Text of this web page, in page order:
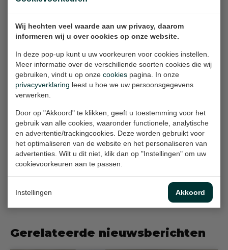
Wij hechten veel waarde aan uw privacy, daarom
informeren wij u over cookies op onze website.
In deze pop-up kunt u uw voorkeuren voor cookies instellen.
Meer informatie over de verschillende soorten cookies die wij
gebruiken, vindt u op onze cookies pagina. In onze
privacyverklaring leest u hoe we uw persoonsgegevens
verwerken.
Door op "Akkoord" te klikken, geeft u toestemming voor het
gebruik van alle cookies, waaronder functionele, analytische
en advertentie/trackingcookies. Deze worden gebruikt voor
het optimaliseren van de website en het personaliseren van
advertenties. Wilt u dit niet, klik dan op "Instellingen" om uw
cookievoorkeuren aan te passen.
Instellingen Akkoord
Behalve een uitdrukking, gedicht, foto of
Rotterdams feit heeft de Rotterdamse
Scheurkalender ook de fameuze 'wan lijners'
die tot nadenken stemmen.
Voor meer informatie:
de online scheurkalender op Instagram:
@derotterdamsescheurkalender
voor de gedrukte versie:
derotterdamsescheurkalender.nl
Jack Kerklaan: 06 54 27 23 68
Marcel Goos: 06055087 23 35
Terug naar overzicht
Gerelateerde nieuwsberichten